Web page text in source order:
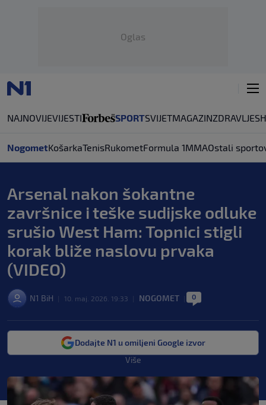
Oglas
NAJNOVIJEVIJESTI SPORTSVIJETMAGAZINZDRAVLJE
NogometKošarkaTenisRukometFormula 1MMAOstali
Arsenal nakon šokantne
završnice i teške sudijske odluke
srušio West Ham: Topnici stigli
korak bliže naslovu prvaka
(VIDEO)
N1 BiH 10. maj. 2026. 19:33 NOGOMET 0
Dodajte N1 u omiljeni Google izvor
Više